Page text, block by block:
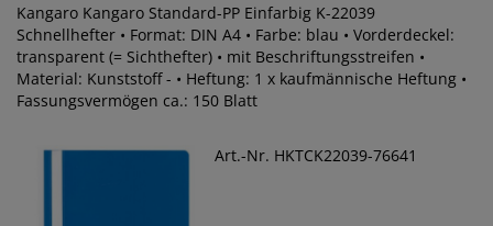
Kangaro Kangaro Standard-PP Einfarbig K-22039
Schnellhefter • Format: DIN A4 • Farbe: blau • Vorderdeckel:
transparent (= Sichthefter) • mit Beschriftungsstreifen •
Material: Kunststoff - • Heftung: 1 x kaufmännische Heftung •
Fassungsvermögen ca.: 150 Blatt
Art.-Nr. HKTCK22039-76641